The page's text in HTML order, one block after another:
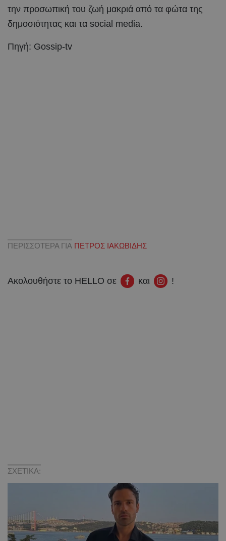
την προσωπική του ζωή μακριά από τα φώτα της
δημοσιότητας και τα social media.
Πηγή: Gossip-tv
ΠΕΡΙΣΣΟΤΕΡΑ ΓΙΑ ΠΕΤΡΟΣ ΙΑΚΩΒΙΔΗΣ
Ακολουθήστε το HELLO σε και !
ΣΧΕΤΙΚΑ: